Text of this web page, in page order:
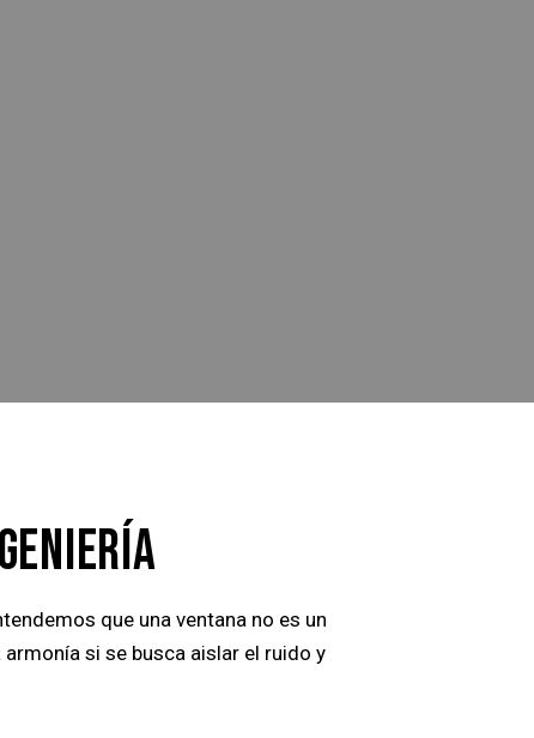
que una ventana no es un
si se busca aislar el ruido y